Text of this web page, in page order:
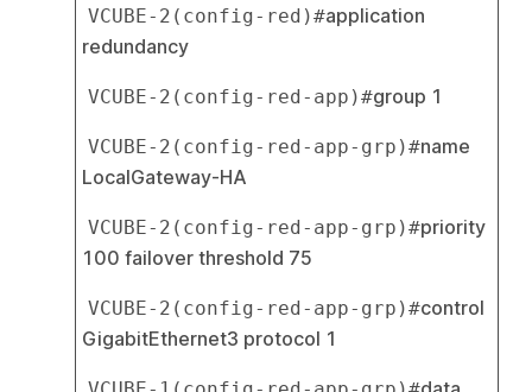
VCUBE-2(config-red)#application
redundancy
VCUBE-2(config-red-app)#group 1
VCUBE-2(config-red-app-grp)#name
LocalGateway-HA
VCUBE-2(config-red-app-grp)#priority
100 failover threshold 75
VCUBE-2(config-red-app-grp)#control
GigabitEthernet3 protocol 1